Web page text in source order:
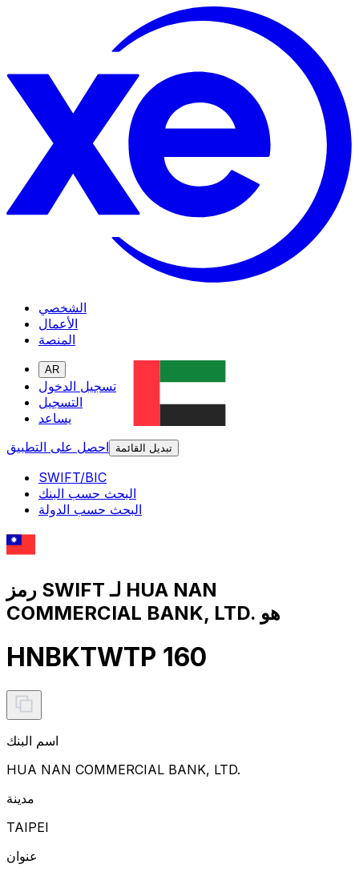
الشخصي
الأعمال
المنصة
AR
تسجيل الدخول
التسجيل
يساعد
احصل على التطبيق
تبديل القائمة
SWIFT/BIC
البحث حسب البنك
البحث حسب الدولة
رمز SWIFT لـ HUA NAN
COMMERCIAL BANK, LTD. هو
HNBKTWTP 160
اسم البنك
HUA NAN COMMERCIAL BANK, LTD.
مدينة
TAIPEI
عنوان